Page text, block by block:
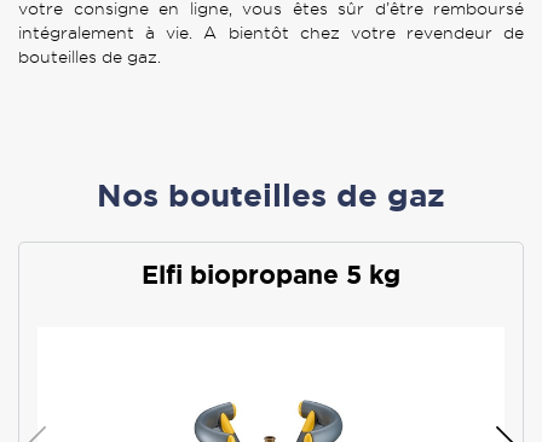
votre consigne en ligne, vous êtes sûr d’être remboursé
intégralement à vie. A bientôt chez votre revendeur de
bouteilles de gaz.
Nos bouteilles de gaz
Elfi biopropane 5 kg